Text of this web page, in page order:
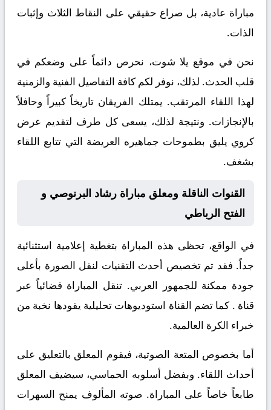
مباراة عادية، بل صراع حقيقي على النقاط الثلاث وإثبات
الذات.
نحن في موقع يلا شوت، نحرص دائماً على وضعكم في
قلب الحدث. لذلك، نوفر لكم كافة التفاصيل الفنية والزمنية
لهذا اللقاء المرتقب. يمتلك الفريقان تاريخاً كبيراً وحافلاً
بالإنجازات. ونتيجة لذلك، يسعى كل طرف لتقديم عرض
كروي يليق بطموحات جماهيره العريضة التي تتابع اللقاء
بشغف.
القنوات الناقلة ومعلق مباراة رشاد البرنوصي و
الفتح الرباطي
في الواقع، تحظى هذه المباراة بتغطية إعلامية استثنائية
جداً. فقد تم تخصيص أحدث التقنيات لنقل الصورة بأعلى
جودة ممكنة للجمهور العربي. تنقل المباراة فضائياً عبر
قناة . كما تضم القناة استوديوهات تحليلية يقودها نخبة من
خبراء الكرة العالمية.
أما بخصوص المتعة الصوتية، فيقوم المعلق بالتعليق على
أحداث اللقاء. وبفضل أسلوبه الحماسي، سيضيف المعلق
طابعاً خاصاً على المباراة. صوته المألوف يمنح السهرات